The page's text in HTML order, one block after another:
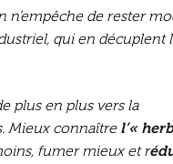
n’empêche de rester
qui en décuplent
plus en plus vers la
Mieux connaître l’«
fumer mieux et r